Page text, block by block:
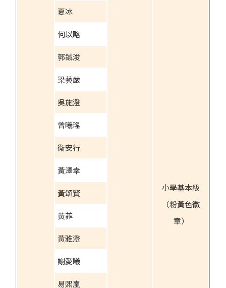
小學基本級
（粉黃色徽
章）
夏冰
何以略
郭鋮浚
梁藝嚴
吳施澄
曾曦瑤
衞安行
黃澤幸
黃頌賢
黃菲
黃雅澄
謝愛曦
易熙嵐